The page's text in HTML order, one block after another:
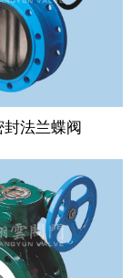
封法兰蝶阀